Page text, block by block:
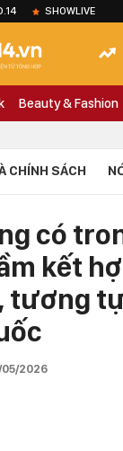
SHOWLIVE
Beauty & Fashion
CHÍNH SÁCH
có
kết
tương
05/2026